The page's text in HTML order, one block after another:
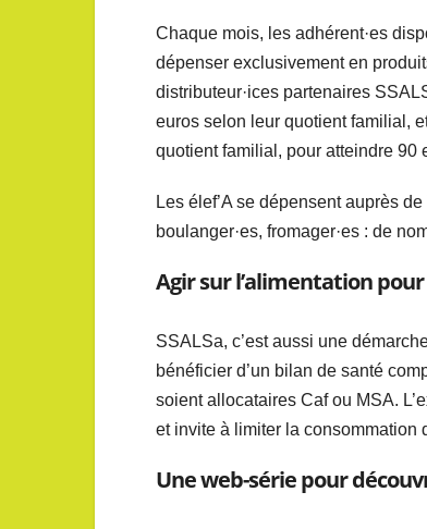
Chaque mois, les adhérent·es
dépenser exclusivement en
distributeur·ices partenaires
euros selon leur quotient familial,
quotient familial, pour atteindre 90
Les élef’A se dépensent auprès
boulanger·es, fromager·es : de
Agir sur l’alimentation
SSALSa, c’est aussi une
bénéficier d’un bilan de santé
soient allocataires Caf ou MSA.
et invite à limiter la consommation
Une web-série pour